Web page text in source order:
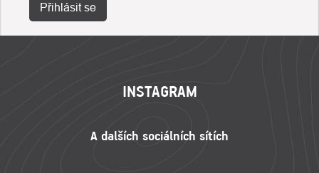
Přihlásit se
INSTAGRAM